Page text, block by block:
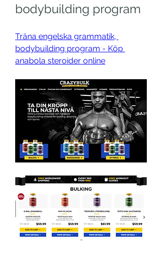
bodybuilding program
Träna engelska grammatik,
bodybuilding program - Köp
anabola steroider online